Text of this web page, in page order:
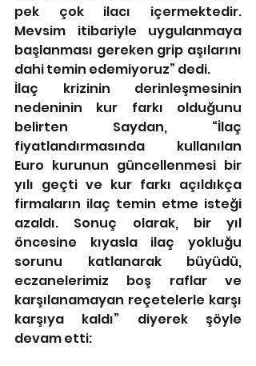
pek çok ilacı içermektedir.
Mevsim itibariyle uygulanmaya
başlanması gereken grip aşılarını
dahi temin edemiyoruz” dedi.
İlaç krizinin derinleşmesinin
nedeninin kur farkı olduğunu
belirten Saydan, “İlaç
fiyatlandırmasında kullanılan
Euro kurunun güncellenmesi bir
yılı geçti ve kur farkı açıldıkça
firmaların ilaç temin etme isteği
azaldı. Sonuç olarak, bir yıl
öncesine kıyasla ilaç yokluğu
sorunu katlanarak büyüdü,
eczanelerimiz boş raflar ve
karşılanamayan reçetelerle karşı
karşıya kaldı” diyerek şöyle
devam etti: